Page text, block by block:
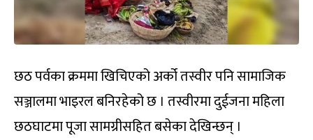
छठ पर्वका क्रममा खिचिएको अर्को तस्वीर पनि सामाजिक
सञ्जालमा भाइरल बनिरहेको छ । तस्वीरमा दुईजना महिला
छठघाटमा पूजा सामग्रीसहित बसेका देखिन्छन् ।